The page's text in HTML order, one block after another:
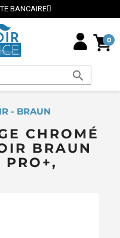
⭐ LIVRAISON
0
search
- BRAUN
CHROMÉ
BRAUN
PRO+,